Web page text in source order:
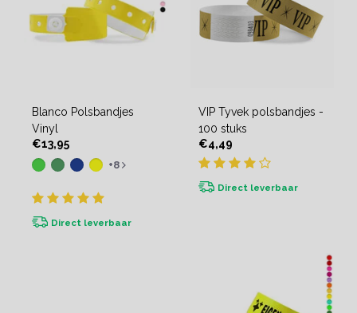
Blanco Polsbandjes
Vinyl
€13,95
+8
Direct leverbaar
VIP Tyvek polsbandjes -
100 stuks
€4,49
Direct leverbaar